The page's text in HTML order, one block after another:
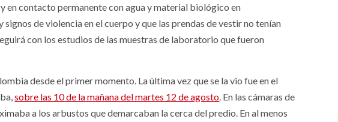
en contacto permanente con agua y material biológico en
de violencia en el cuerpo y que las prendas de vestir no tenían
con los estudios de las muestras de laboratorio que fueron
desde el primer momento. La última vez que se la vio fue en el
sobre las 10 de la mañana del martes 12 de agosto . En las cámaras de
a los arbustos que demarcaban la cerca del predio. En al menos